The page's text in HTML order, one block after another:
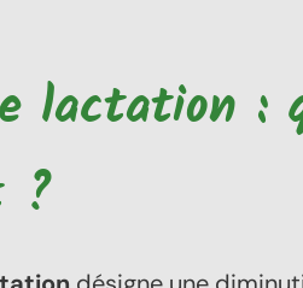
lactation :
?
Tu